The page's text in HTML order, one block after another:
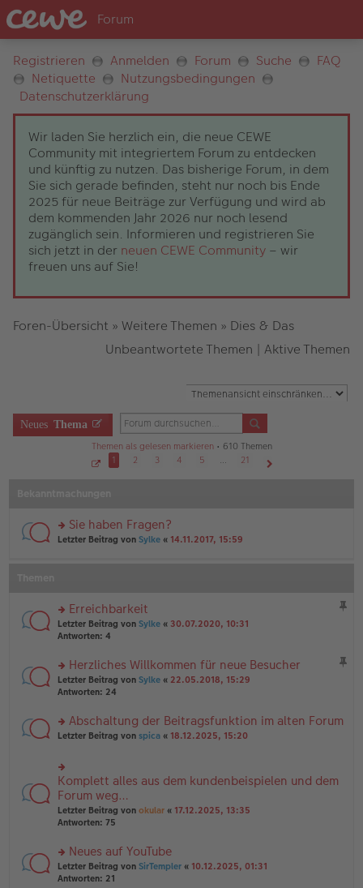
Registrieren Anmelden Forum Suche
FAQ
Netiquette
Nutzungsbedingungen
Datenschutzerklärung
Wir laden Sie herzlich ein, die neue CEWE
Community mit integriertem Forum zu entdecken
und künftig zu nutzen. Das bisherige Forum, in dem
Sie sich gerade befinden, steht nur noch bis Ende
2025 für neue Beiträge zur Verfügung und wird ab
dem kommenden Jahr 2026 nur noch lesend
zugänglich sein. Informieren und registrieren Sie
sich jetzt in der neuen CEWE Community – wir
freuen uns auf Sie!
Foren-Übersicht » Weitere Themen » Dies & Das
Unbeantwortete Themen | Aktive Themen
Neues Thema
Themen als gelesen markieren• 610 Themen
v
o
n
1 2 3 4 5 …
21
rs
el
es
e
er
B
ei
tr
g
Sie haben Fragen?
Letzter Beitrag von Sylke « 14.11.2017, 15:59
rs
te
n
g
el
e
n
ei
tr
a
g
Erreichbarkeit
Letzter Beitrag von Sylke « 30.07.2020, 10:31
Antworten: 4
rs
te
n
g
es
e
n
er
B
ei
a
g
Herzliches Willkommen für neue Besucher
Letzter Beitrag von Sylke « 22.05.2018, 15:29
Antworten: 24
rs
u
n
g
el
es
er
B
ei
Abschaltung der Beitragsfunktion im alten Forum
Letzter Beitrag von spica « 18.12.2025, 15:20
rs
te
r
u
n
el
es
e
Komplett alles aus dem kundenbeispielen und dem
Forum weg…
Letzter Beitrag von okular « 17.12.2025, 13:35
Antworten: 75
rs
te
Neues auf YouTube
Letzter Beitrag von SirTempler « 10.12.2025, 01:31
Antworten: 21